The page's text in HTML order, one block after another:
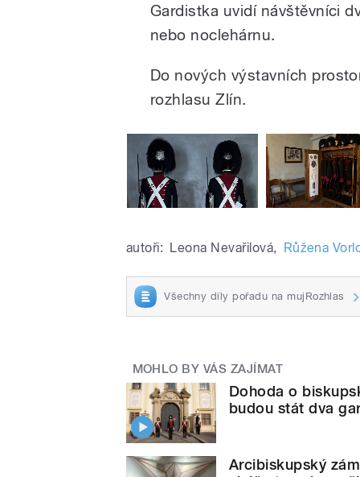
Gardistka uvidí návštěvníci
nebo noclehárnu.
Do nových výstavních
rozhlasu Zlín.
autoři: Leona Nevařilová, Růžena
Všechny díly pořadu na mujRozhlas
MOHLO BY VÁS ZAJÍMAT
Dohoda o
budou stát dva
Arcibiskupský